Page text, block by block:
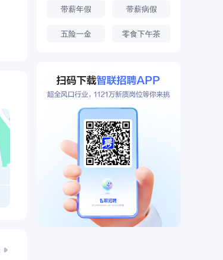
带薪年假 带薪病假
五险一金 零食下午茶